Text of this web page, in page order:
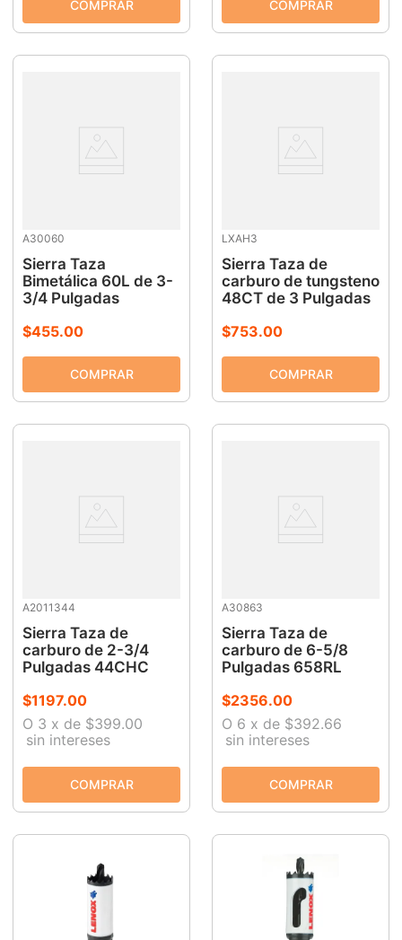
A30060
Sierra Taza
Bimetálica 60L de 3-
3/4 Pulgadas
$455.00
LXAH3
Sierra Taza de
carburo de tungsteno
48CT de 3 Pulgadas
$753.00
A2011344
Sierra Taza de
carburo de 2-3/4
Pulgadas 44CHC
$1197.00
O 3 x de $399.00
sin intereses
A30863
Sierra Taza de
carburo de 6-5/8
Pulgadas 658RL
$2356.00
O 6 x de $392.66
sin intereses